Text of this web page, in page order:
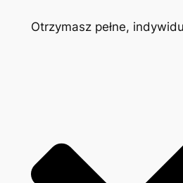
Otrzymasz pełne,